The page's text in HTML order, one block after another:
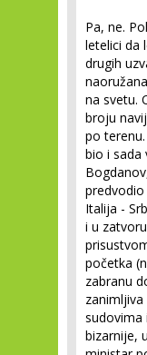
Pa, ne.
letelici da
drugih
na svetu.
broju
po
bio i sada
Italija -
i u
početka
zabranu
sudovima
bizarnije,